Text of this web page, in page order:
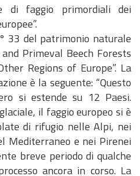
di faggio primordiali dei
33 del patrimonio naturale
Primeval Beech Forests
Regions of Europe”. La
è la seguente: “Questo
si estende su 12 Paesi.
il faggio europeo si è
di rifugio nelle Alpi, nei
Mediterraneo e nei Pirenei
breve periodo di qualche
ancora in corso. La